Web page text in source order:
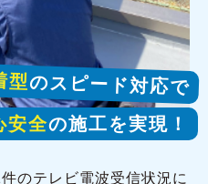
型のスピード対応で
安全の施工を実現！
のテレビ電波受信状況に